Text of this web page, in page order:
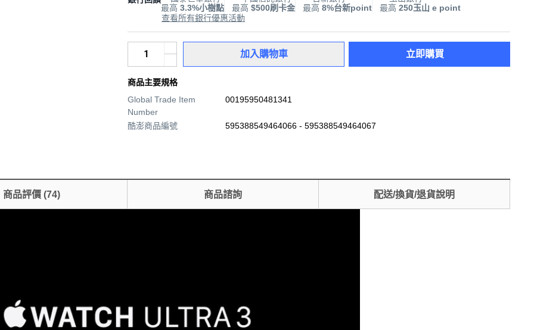
最高 3.3%小樹點
最高 $500刷卡金
最高 8%台新point
最高 250玉山 e point
查看所有銀行優惠活動
加入購物車 立即購買
商品主要規格
Global Trade Item
Number
00195950481341
酷澎商品編號 595388549464066 - 595388549464067
商品評價 (74) 商品諮詢 配送/換貨/退貨說明